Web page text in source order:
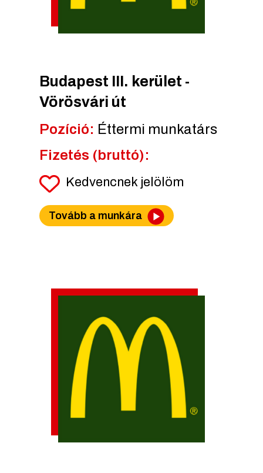
Budapest III. kerület -
Vörösvári út
Pozíció: Éttermi munkatárs
Fizetés (bruttó):
Kedvencnek jelölöm
Tovább a munkára